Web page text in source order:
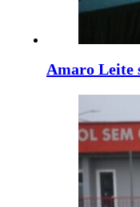
Amaro Leite